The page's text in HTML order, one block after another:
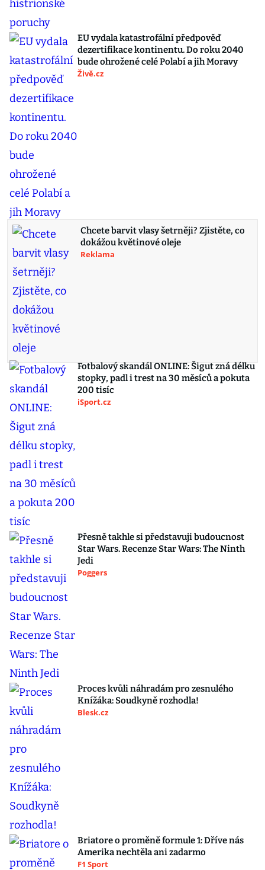
EU vydala katastrofální předpověď
dezertifikace kontinentu. Do roku 2040
bude ohrožené celé Polabí a jih Moravy
Živě.cz
Chcete barvit vlasy šetrněji? Zjistěte, co
dokážou květinové oleje
Reklama
Fotbalový skandál ONLINE: Šigut zná délku
stopky, padl i trest na 30 měsíců a pokuta
200 tisíc
iSport.cz
Přesně takhle si představuji budoucnost
Star Wars. Recenze Star Wars: The Ninth
Jedi
Poggers
Proces kvůli náhradám pro zesnulého
Knížáka: Soudkyně rozhodla!
Blesk.cz
Briatore o proměně formule 1: Dříve nás
Amerika nechtěla ani zadarmo
F1 Sport